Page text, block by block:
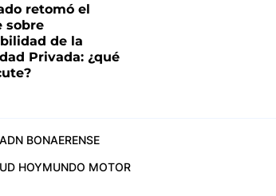
retomó el
sobre
de la
Privada: ¿qué
BONAERENSE
HOYMUNDO MOTOR